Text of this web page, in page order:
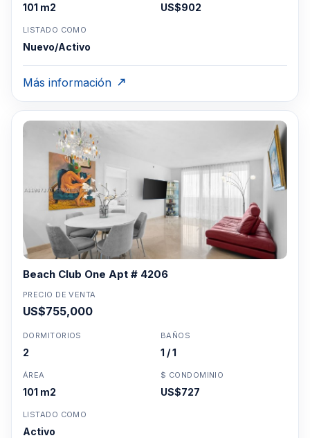
101 m2 US$902
LISTADO COMO
Nuevo/Activo
Más información
Beach Club One Apt # 4206
PRECIO DE VENTA
US$755,000
DORMITORIOS
2
BAÑOS
1 / 1
ÁREA
101 m2
$ CONDOMINIO
US$727
LISTADO COMO
Activo